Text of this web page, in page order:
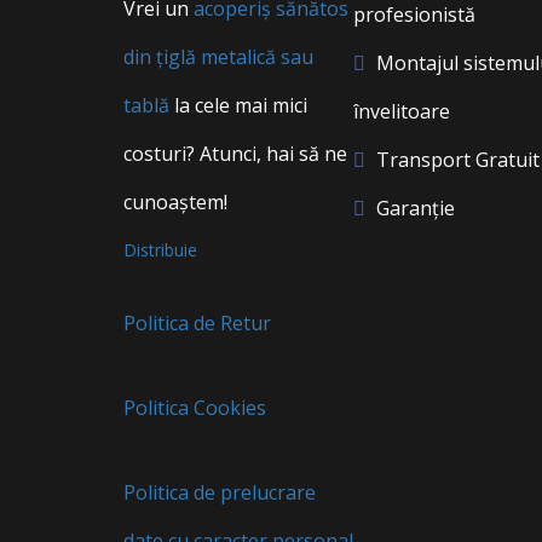
Vrei un acoperiș sănătos
din țiglă metalică sau
tablă la cele mai mici
costuri? Atunci, hai să ne
cunoaștem!
Distribuie
Politica de Retur
Politica Cookies
Politica de prelucrare
profesionistă
Montajul
învelitoare
Transport Gratuit
Garanție